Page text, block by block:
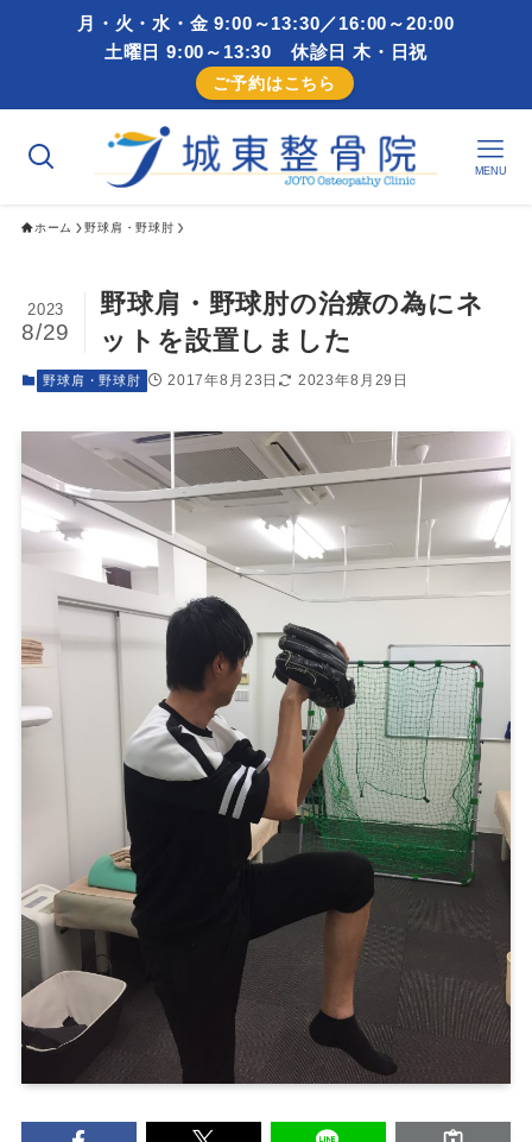
月・火・水・金 9:00～13:30／16:00～20:00
土曜日 9:00～13:30 休診日 木・日祝
ご予約はこちら
MENU
ホーム 野球肩・野球肘
野球肩・野球肘の治療の為にネ
ットを設置しました
2023
8/29
野球肩・野球肘 2017年8月23日 2023年8月29日